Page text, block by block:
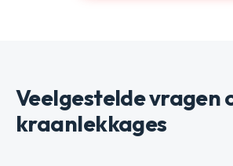
Veelgestelde vragen
kraanlekkages